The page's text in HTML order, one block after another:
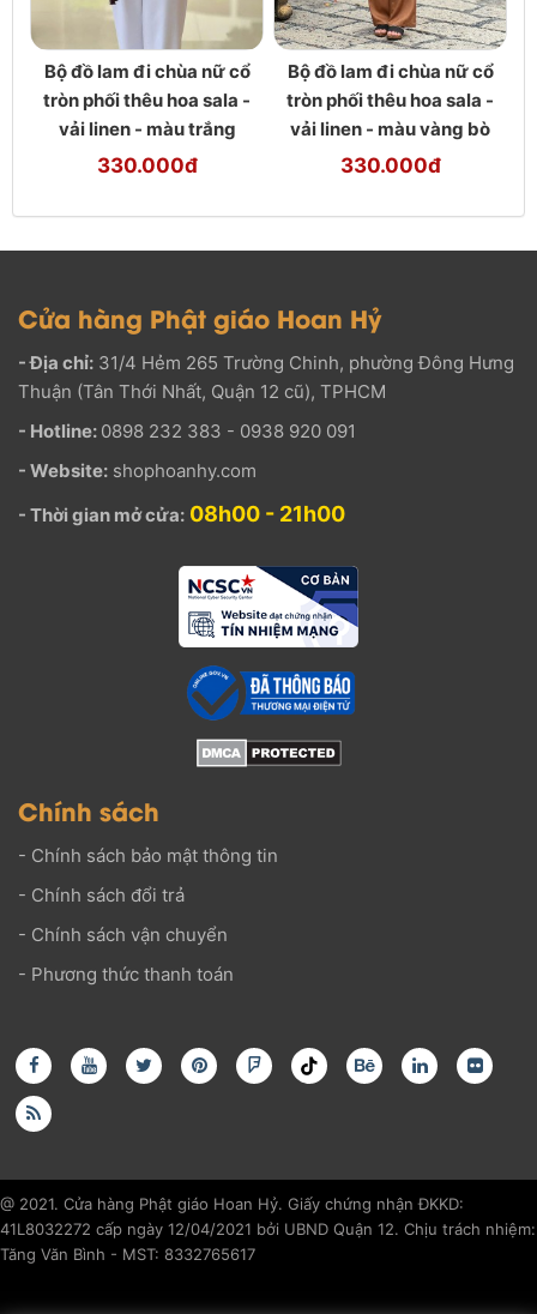
Bộ đồ lam đi chùa nữ cổ
tròn phối thêu hoa sala -
vải linen - màu trắng
330.000đ
Bộ đồ lam đi chùa nữ cổ
tròn phối thêu hoa sala -
vải linen - màu vàng bò
330.000đ
Cửa hàng Phật giáo Hoan Hỷ
- Địa chỉ: 31/4 Hẻm 265 Trường Chinh, phường Đông Hưng
Thuận (Tân Thới Nhất, Quận 12 cũ), TPHCM
- Hotline: 0898 232 383 - 0938 920 091
- Website: shophoanhy.com
- Thời gian mở cửa: 08h00 - 21h00
Chính sách
- Chính sách bảo mật thông tin
- Chính sách đổi trả
- Chính sách vận chuyển
- Phương thức thanh toán
@ 2021. Cửa hàng Phật giáo Hoan Hỷ. Giấy chứng nhận ĐKKD:
41L8032272 cấp ngày 12/04/2021 bởi UBND Quận 12. Chịu trách nhiệm:
Tăng Văn Bình - MST: 8332765617